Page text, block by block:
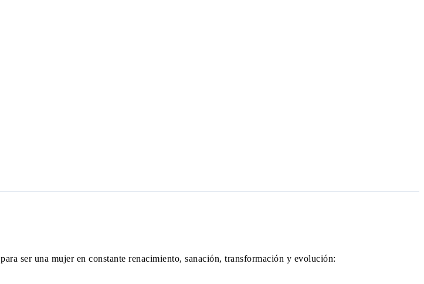
para ser una mujer en constante renacimiento, sanación, transformación y evolución: